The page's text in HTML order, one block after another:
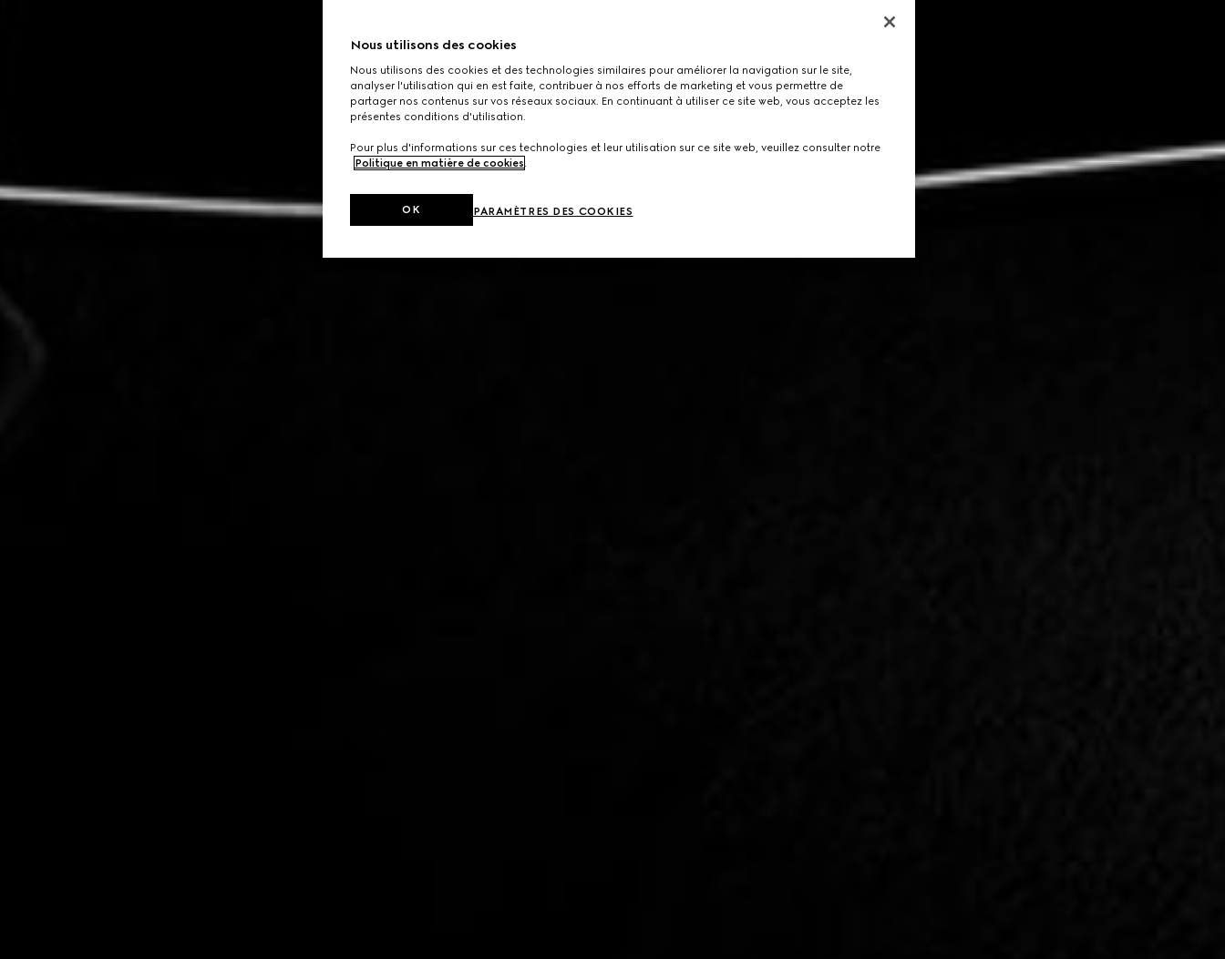
Nous utilisons des cookies
Nous utilisons des cookies et des technologies similaires pour améliorer la navigation sur le site,
analyser l'utilisation qui en est faite, contribuer à nos efforts de marketing et vous permettre de
partager nos contenus sur vos réseaux sociaux. En continuant à utiliser ce site web, vous acceptez les
présentes conditions d'utilisation.
Pour plus d'informations sur ces technologies et leur utilisation sur ce site web, veuillez consulter notre
Politique en matière de cookies.
PARAMÈTRES DES COOKIES
OK